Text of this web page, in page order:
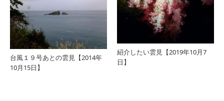
台風１９号あとの雲見【2014年
10月15日】
紹介したい雲見【2019年10月7
日】